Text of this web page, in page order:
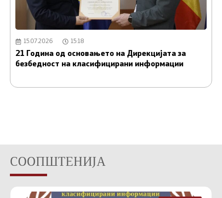
15.07.2026 15:18
21 Година од основањето на Дирекцијата за
безбедност на класифицирани информации
СООПШТЕНИЈА